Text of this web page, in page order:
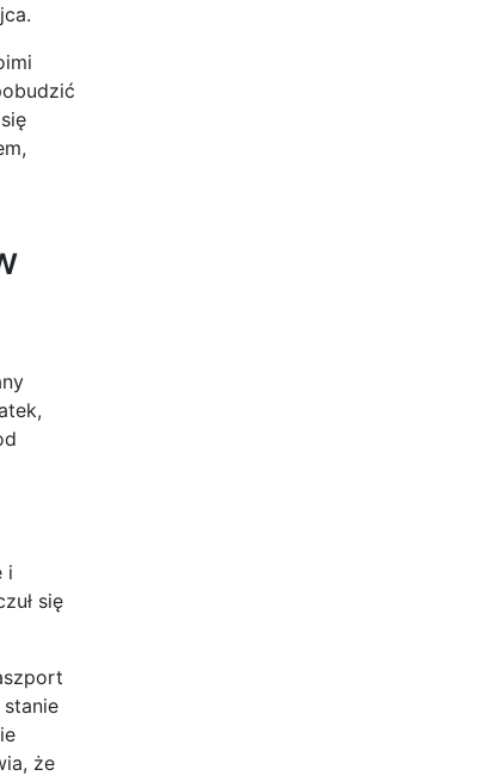
i
się
że